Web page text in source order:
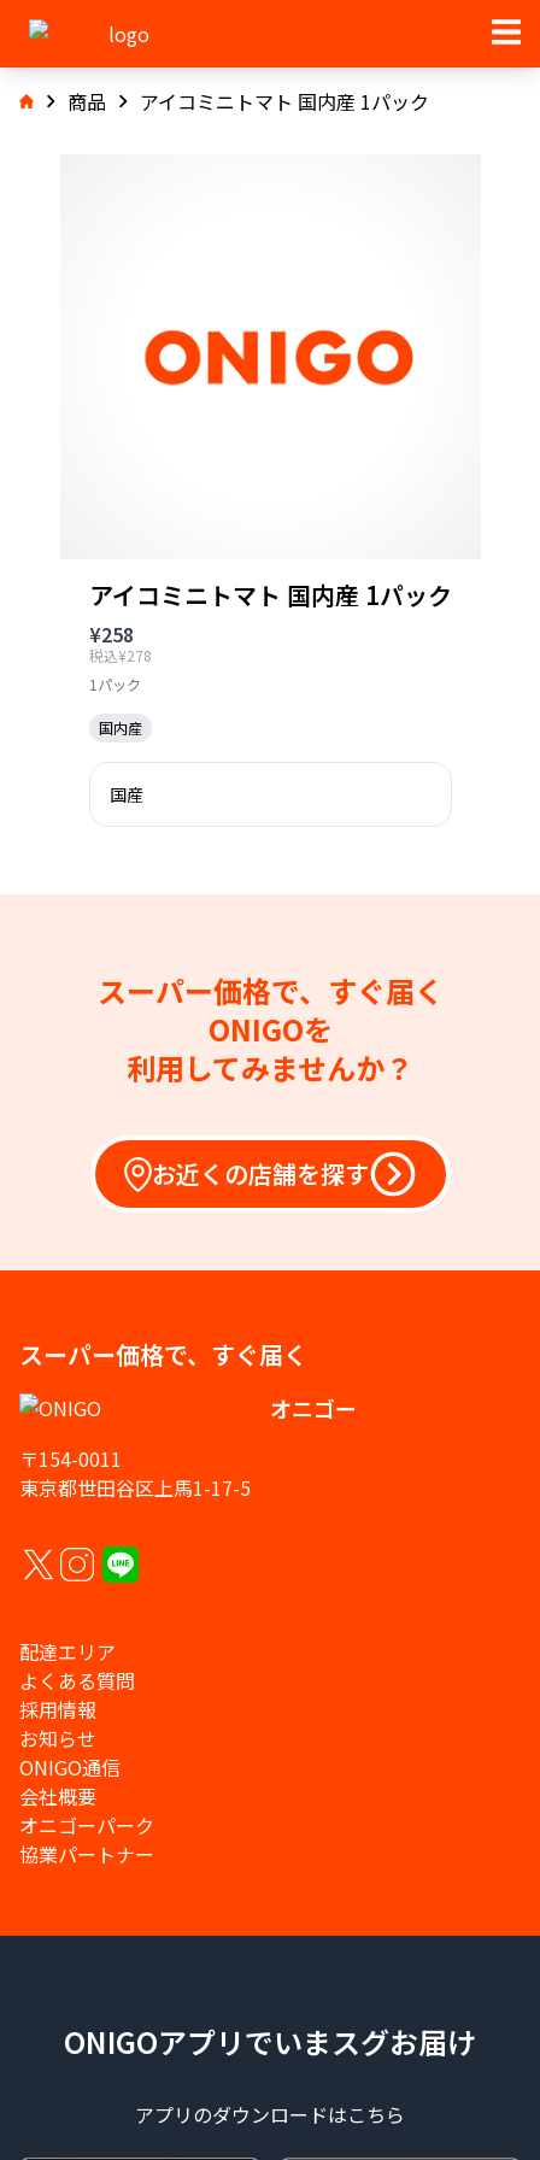
商品 アイコミニトマト 国内産 1パック
アイコミニトマト 国内産 1パック
¥258
税込¥278
1パック
国内産
国産
スーパー価格で、すぐ届く
ONIGOを
利用してみませんか？
お近くの店舗を探す
スーパー価格で、すぐ届く
オニゴー
〒154-0011
東京都世田谷区上馬1-17-5
配達エリア
よくある質問
採用情報
お知らせ
ONIGO通信
会社概要
オニゴーパーク
協業パートナー
ONIGOアプリでいまスグお届け
アプリのダウンロードはこちら